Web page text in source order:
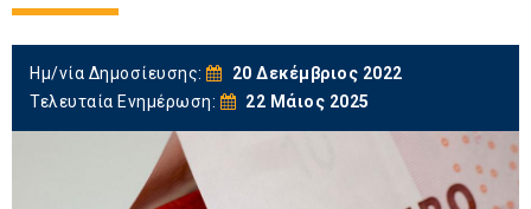
Ημ/νία Δημοσίευσης:
20 Δεκέμβριος 2022
Τελευταία Ενημέρωση:
22 Μάιος 2025